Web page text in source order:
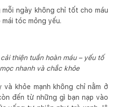
ngày không chỉ tốt cho máu
tóc mỏng yếu.
thiện tuần hoàn máu – yếu tố
nhanh và chắc khỏe
khỏe mạnh không chỉ nằm ở
đến từ những gì bạn nạp vào